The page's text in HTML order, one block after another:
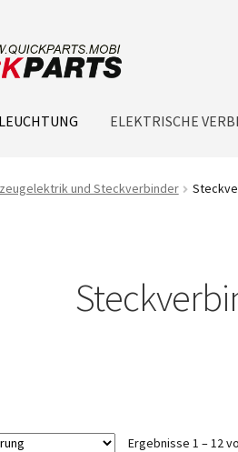
ELEKTRISCHE
und Steckverbinder
Ergebnisse 1 – 12